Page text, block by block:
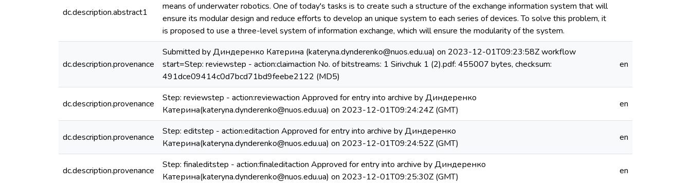
dc.description.abstract1
means of underwater robotics. One of today's tasks is to create such a structure of the exchange information system that will
ensure its modular design and reduce efforts to develop an unique system to each series of devices. To solve this problem, it
is proposed to use a three-level system of information exchange, which will ensure the modularity of the system.
dc.description.provenance
Submitted by Диндеренко Катерина (kateryna.dynderenko@nuos.edu.ua) on 2023-12-01T09:23:58Z workflow
start=Step: reviewstep - action:claimaction No. of bitstreams: 1 Sirivchuk 1 (2).pdf: 455007 bytes, checksum:
491dce09414c0d7bcd71bd9feebe2122 (MD5)
en
dc.description.provenance
Step: reviewstep - action:reviewaction Approved for entry into archive by Диндеренко
Катерина(kateryna.dynderenko@nuos.edu.ua) on 2023-12-01T09:24:24Z (GMT)
en
dc.description.provenance
Step: editstep - action:editaction Approved for entry into archive by Диндеренко
Катерина(kateryna.dynderenko@nuos.edu.ua) on 2023-12-01T09:24:52Z (GMT)
en
dc.description.provenance
Step: finaleditstep - action:finaleditaction Approved for entry into archive by Диндеренко
Катерина(kateryna.dynderenko@nuos.edu.ua) on 2023-12-01T09:25:30Z (GMT)
en